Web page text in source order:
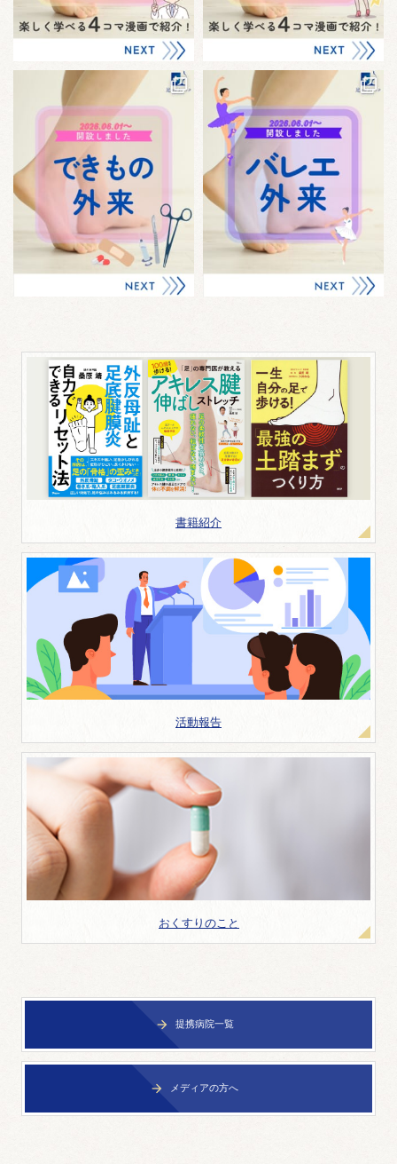
書籍紹介
活動報告
おくすりのこと
 提携病院一覧
 メディアの方へ